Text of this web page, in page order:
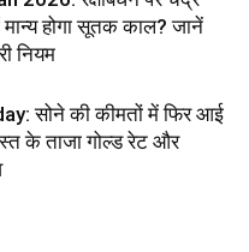
मान्य होगा सूतक काल? जानें
नियम
सोने की कीमतों में फिर आई
के ताजा गोल्ड रेट और